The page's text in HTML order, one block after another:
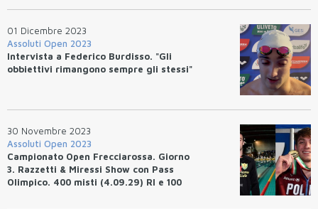
01 Dicembre 2023
Assoluti Open 2023
Intervista a Federico Burdisso. "Gli
obbiettivi rimangono sempre gli stessi"
30 Novembre 2023
Assoluti Open 2023
Campionato Open Frecciarossa. Giorno
3. Razzetti & Miressi Show con Pass
Olimpico. 400 misti (4.09.29) RI e 100